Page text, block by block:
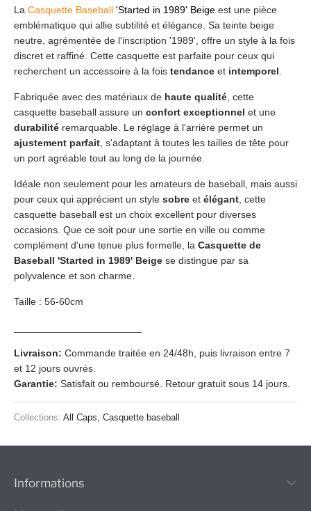
La Casquette Baseball 'Started in 1989' Beige est une pièce
emblématique qui allie subtilité et élégance. Sa teinte beige
neutre, agrémentée de l'inscription '1989', offre un style à la fois
discret et raffiné. Cette casquette est parfaite pour ceux qui
recherchent un accessoire à la fois tendance et intemporel
Fabriquée avec des matériaux de haute qualité , cette
casquette baseball assure un confort exceptionnel et une
durabilité remarquable. Le réglage à l'arrière permet un
ajustement parfait , s'adaptant à toutes les tailles de tête pour
un port agréable tout au long de la journée.
Idéale non seulement pour les amateurs de baseball, mais aussi
pour ceux qui apprécient un style sobre et élégant , cette
casquette baseball est un choix excellent pour diverses
occasions. Que ce soit pour une sortie en ville ou comme
complément d'une tenue plus formelle, la Casquette de
Baseball 'Started in 1989' Beige se distingue par sa
polyvalence et son charme.
Taille : 56-60cm
Livraison: Commande traitée en 24/48h, puis livraison entre 7
et 12 jours ouvrés.
Garantie: Satisfait ou remboursé. Retour gratuit sous 14 jours.
Collections: All Caps Casquette baseball
Informations